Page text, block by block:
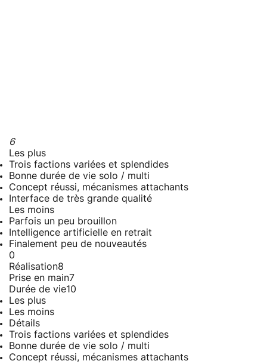
6
Les plus
Trois factions variées et splendides
Bonne durée de vie solo / multi
Concept réussi, mécanismes attachants
Interface de très grande qualité
Les moins
Parfois un peu brouillon
Intelligence artificielle en retrait
Finalement peu de nouveautés
0
Réalisation8
Prise en main7
Durée de vie10
Les plus
Les moins
Détails
Trois factions variées et splendides
Bonne durée de vie solo / multi
Concept réussi, mécanismes attachants